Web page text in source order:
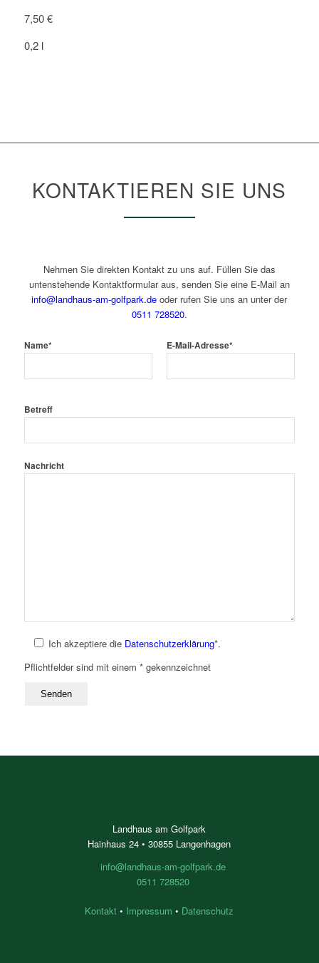
7,50 €
0,2 l
KONTAKTIEREN SIE UNS
Nehmen Sie direkten Kontakt zu uns auf. Füllen Sie das
untenstehende Kontaktformular aus, senden Sie eine E-Mail an
info@landhaus-am-golfpark.de oder rufen Sie uns an unter der
0511 728520.
Name* E-Mail-Adresse*
Betreff
Nachricht
Ich akzeptiere die Datenschutzerklärung*.
Pflichtfelder sind mit einem * gekennzeichnet
Landhaus am Golfpark
Hainhaus 24 • 30855 Langenhagen
info@landhaus-am-golfpark.de
0511 728520
Kontakt • Impressum • Datenschutz